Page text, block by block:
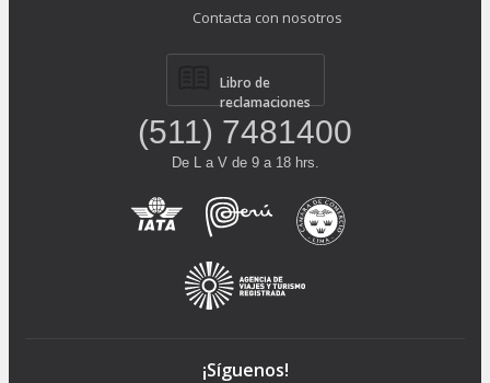
Contacta con nosotros
Libro de
reclamaciones
(511) 7481400
De L a V de 9 a 18 hrs.
¡Síguenos!